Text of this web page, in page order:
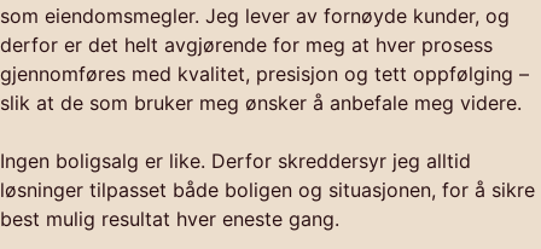
som eiendomsmegler. Jeg lever av fornøyde kunder, og
derfor er det helt avgjørende for meg at hver prosess
gjennomføres med kvalitet, presisjon og tett oppfølging –
slik at de som bruker meg ønsker å anbefale meg videre.
Ingen boligsalg er like. Derfor skreddersyr jeg alltid
løsninger tilpasset både boligen og situasjonen, for å sikre
best mulig resultat hver eneste gang.